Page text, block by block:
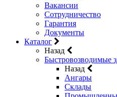
Вакансии
Сотрудничество
Гарантия
Документы
Каталог
Назад
Быстровозводимые
Назад
Ангары
Склады